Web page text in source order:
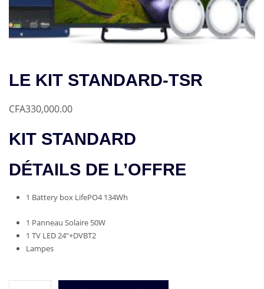
LE KIT STANDARD-TSR
CFA330,000.00
KIT STANDARD
DÉTAILS DE L’OFFRE
1 Battery box LifePO4 134Wh
1 Panneau Solaire 50W
1 TV LED 24”+DVBT2
Lampes